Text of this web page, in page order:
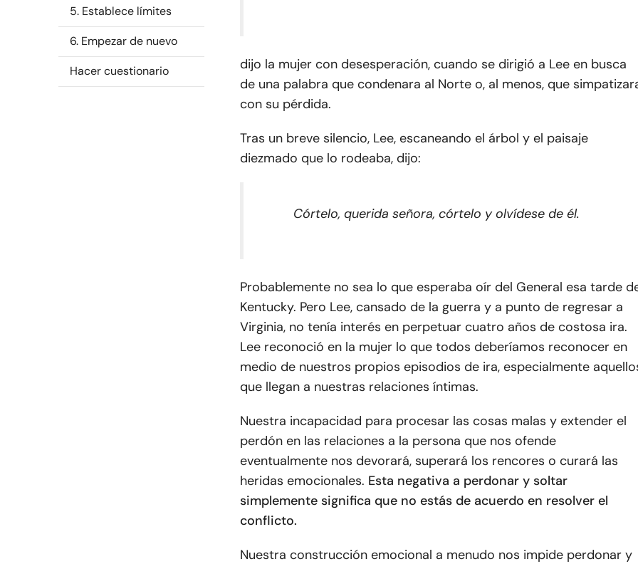
5. Establece límites
6. Empezar de nuevo
Hacer cuestionario
dijo la mujer con desesperación, cuando se dirigió a Lee en busca
de una palabra que condenara al Norte o, al menos, que
con su pérdida.
Tras un breve silencio, Lee, escaneando el árbol y el paisaje
diezmado que lo rodeaba, dijo:
Córtelo, querida señora, córtelo y olvídese de él.
Probablemente no sea lo que esperaba oír del General esa tarde
Kentucky. Pero Lee, cansado de la guerra y a punto de regresar a
Virginia, no tenía interés en perpetuar cuatro años de costosa ira.
Lee reconoció en la mujer lo que todos deberíamos reconocer en
medio de nuestros propios episodios de ira, especialmente
que llegan a nuestras relaciones íntimas.
Nuestra incapacidad para procesar las cosas malas y extender el
perdón en las relaciones a la persona que nos ofende
eventualmente nos devorará, superará los rencores o curará las
heridas emocionales. Esta negativa a perdonar y soltar
simplemente significa que no estás de acuerdo en resolver el
conflicto.
Nuestra construcción emocional a menudo nos impide perdonar y